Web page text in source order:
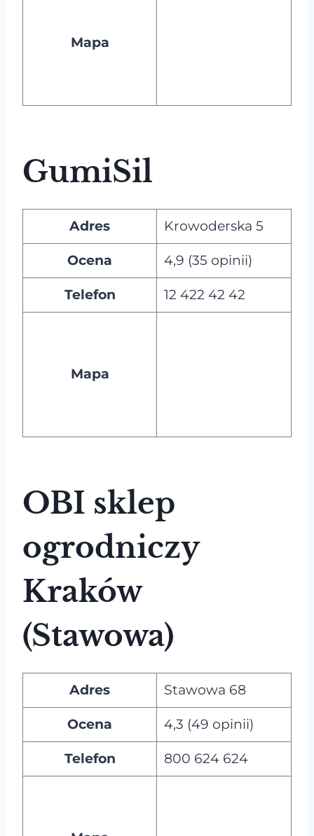
Mapa
GumiSil
Adres Krowoderska 5
Ocena 4,9 (35 opinii)
Telefon 12 422 42 42
Mapa
OBI sklep
ogrodniczy
Kraków
(Stawowa)
Adres Stawowa 68
Ocena 4,3 (49 opinii)
Telefon 800 624 624